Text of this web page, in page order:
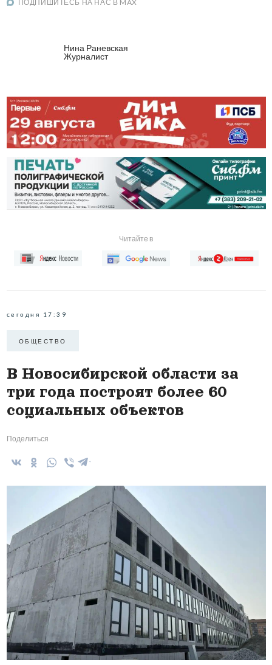
ПОДПИШИТЕСЬ НА НАС В MAX
Нина Раневская
Журналист
Читайте в
сегодня 17:39
ОБЩЕСТВО
В Новосибирской области за
три года построят более 60
социальных объектов
Поделиться